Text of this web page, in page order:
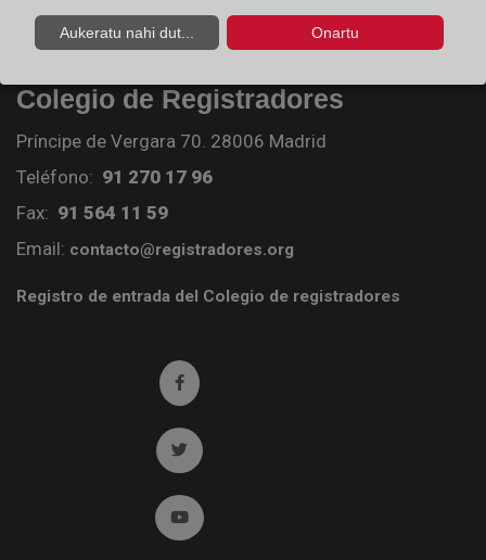
Colegio de Registradores
Príncipe de Vergara 70. 28006 Madrid
Teléfono: 91 270 17 96
Fax: 91 564 11 59
Email: contacto@registradores.org
Registro de entrada del Colegio de registradores
Ir a facebook (abre en ventana nueva)
Ir a twitter (abre en ventana nueva)
Ir a YouTube (abre en ventana nueva)
Aukeratu nahi dut... Onartu